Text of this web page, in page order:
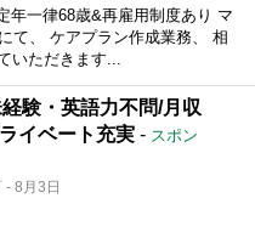
年一律68歳&再雇用制度あり マ
て、 ケアプラン作成業務、 相
いただきます...
験・英語力不問/月収
イベート充実 - スポン
- 8月3日